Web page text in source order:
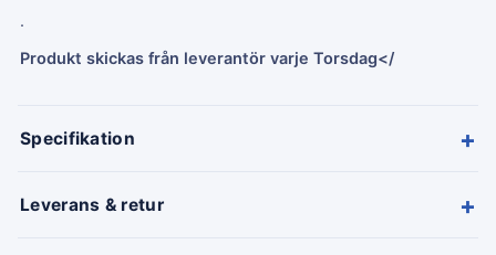
.
Produkt skickas från leverantör varje Torsdag</
Specifikation +
Leverans & retur +